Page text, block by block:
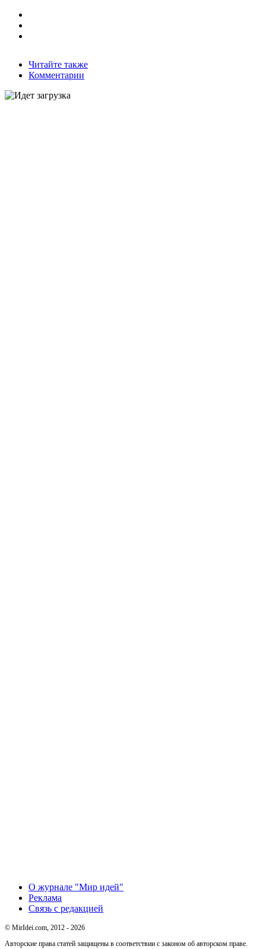
Читайте также
Комментарии
О журнале "Мир идей"
Реклама
Связь с редакцией
© MirIdei.com, 2012 - 2026
Авторские права статей защищены в соответствии с законом об авторском праве.